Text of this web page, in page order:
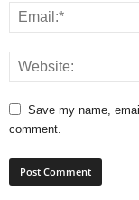
Save my name,
comment.